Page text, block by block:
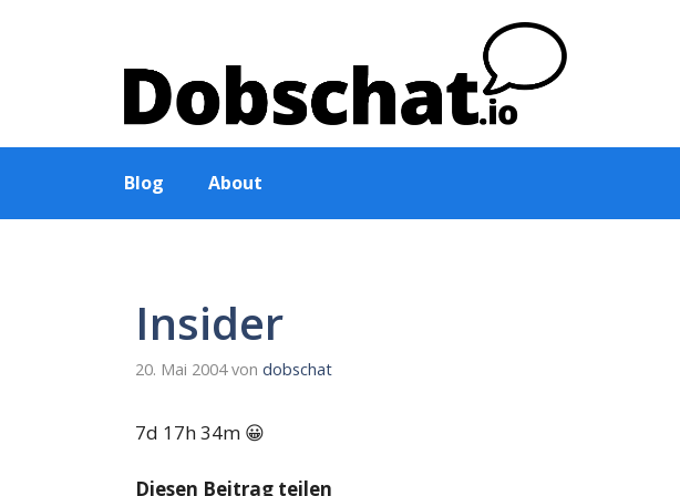
Blog About
Insider
20. Mai 2004 von dobschat
7d 17h 34m 😀
Diesen Beitrag teilen